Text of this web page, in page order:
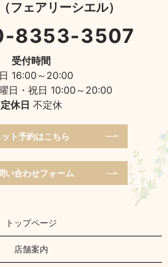
フェアリーシエル）
8353-3507
受付時間
16:00～20:00
日・祝日 10:00～20:00
定休日 不定休
ット予約はこちら
い合わせフォーム
トップページ
店舗案内